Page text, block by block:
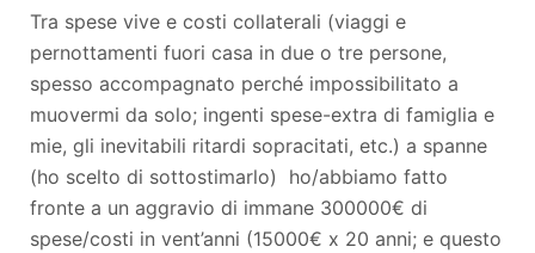
Tra spese vive e costi collaterali (viaggi e
pernottamenti fuori casa in due o tre persone,
spesso accompagnato perché impossibilitato a
muovermi da solo; ingenti spese-extra di famiglia e
mie, gli inevitabili ritardi sopracitati, etc.) a spanne
(ho scelto di sottostimarlo) ho/abbiamo fatto
fronte a un aggravio di immane 300000€ di
spese/costi in vent’anni (15000€ x 20 anni; e questo